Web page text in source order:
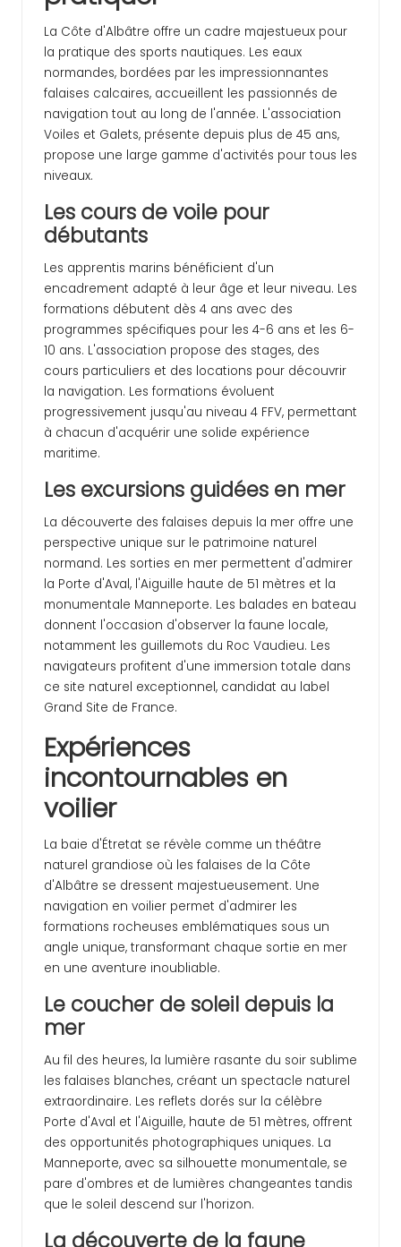
La Côte d'Albâtre offre un cadre majestueux pour
la pratique des sports nautiques. Les eaux
normandes, bordées par les impressionnantes
falaises calcaires, accueillent les passionnés de
navigation tout au long de l'année. L'association
Voiles et Galets, présente depuis plus de 45 ans,
propose une large gamme d'activités pour tous les
niveaux.
Les cours de voile pour
débutants
Les apprentis marins bénéficient d'un
encadrement adapté à leur âge et leur niveau. Les
formations débutent dès 4 ans avec des
programmes spécifiques pour les 4-6 ans et les 6-
10 ans. L'association propose des stages, des
cours particuliers et des locations pour découvrir
la navigation. Les formations évoluent
progressivement jusqu'au niveau 4 FFV, permettant
à chacun d'acquérir une solide expérience
maritime.
Les excursions guidées en mer
La découverte des falaises depuis la mer offre une
perspective unique sur le patrimoine naturel
normand. Les sorties en mer permettent d'admirer
la Porte d'Aval, l'Aiguille haute de 51 mètres et la
monumentale Manneporte. Les balades en bateau
donnent l'occasion d'observer la faune locale,
notamment les guillemots du Roc Vaudieu. Les
navigateurs profitent d'une immersion totale dans
ce site naturel exceptionnel, candidat au label
Grand Site de France.
Expériences
incontournables en
voilier
La baie d'Étretat se révèle comme un théâtre
naturel grandiose où les falaises de la Côte
d'Albâtre se dressent majestueusement. Une
navigation en voilier permet d'admirer les
formations rocheuses emblématiques sous un
angle unique, transformant chaque sortie en mer
en une aventure inoubliable.
Le coucher de soleil depuis la
mer
Au fil des heures, la lumière rasante du soir sublime
les falaises blanches, créant un spectacle naturel
extraordinaire. Les reflets dorés sur la célèbre
Porte d'Aval et l'Aiguille, haute de 51 mètres, offrent
des opportunités photographiques uniques. La
Manneporte, avec sa silhouette monumentale, se
pare d'ombres et de lumières changeantes tandis
que le soleil descend sur l'horizon.
La découverte de la faune